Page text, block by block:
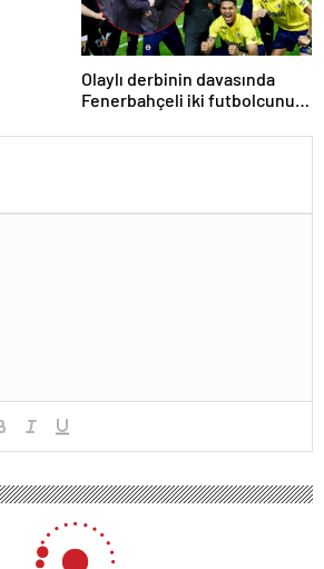
Olaylı derbinin davasında
Fenerbahçeli iki futbolcunun